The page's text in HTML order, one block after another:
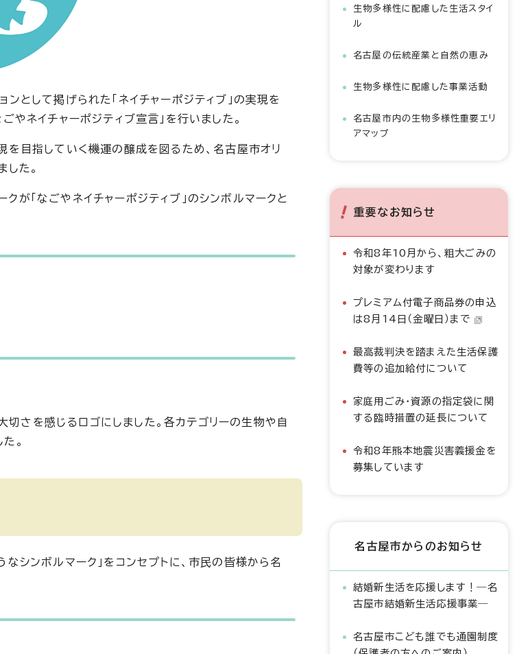
して掲げられた「ネイチャーポジティブ」の実現を
ネイチャーポジティブ宣言」を行いました。
を目指していく機運の醸成を図るため、名古屋市オリ
た。
「なごやネイチャーポジティブ」のシンボルマークと
大切さを感じるロゴにしました。各カテゴリーの生物や自
。
シンボルマーク」をコンセプトに、市民の皆様から名
生物多様性に配慮した生活スタイ
ル
名古屋の伝統産業と自然の恵み
生物多様性に配慮した事業活動
名古屋市内の生物多様性重要エリ
アマップ
重要なお知らせ
令和8年10月から、粗大ごみの
対象が変わります
プレミアム付電子商品券の申込
は8月14日（金曜日）まで
最高裁判決を踏まえた生活保護
費等の追加給付について
家庭用ごみ・資源の指定袋に関
する臨時措置の延長について
令和8年熊本地震災害義援金を
募集しています
名古屋市からのお知らせ
結婚新生活を応援します！―名
古屋市結婚新生活応援事業―
名古屋市こども誰でも通園制度